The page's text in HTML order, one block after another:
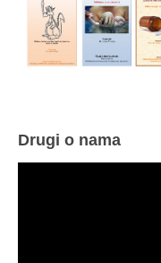
Drugi o nama